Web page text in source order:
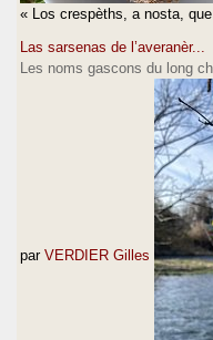
« Los crespèths, a nosta,
Las sarsenas de l’averanèr...
Les noms gascons du long
par VERDIER Gilles